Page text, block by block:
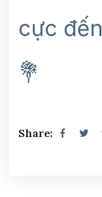
cực
💐
Share: